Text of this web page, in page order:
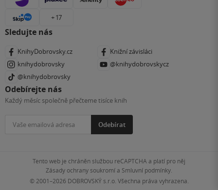
+ 17
Sledujte nás
KnihyDobrovsky.cz
Knižní závisláci
knihydobrovsky
@knihydobrovskycz
@knihydobrovsky
Odebírejte nás
Každý měsíc společně přečteme tisíce knih
Odebírat
Tento web je chráněn službou reCAPTCHA a platí pro něj
Zásady ochrany soukromía Smluvní podmínky
© 2001–2026 DOBROVSKÝ s.r.o. Všechna práva vyhrazena.